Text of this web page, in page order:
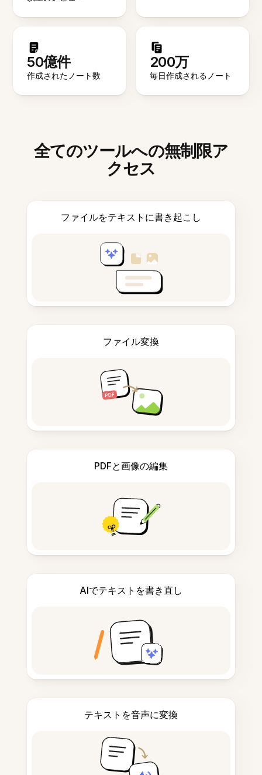
50億件
作成されたノート数
200万
毎日作成されるノート
全てのツールへの無制限ア
クセス
ファイルをテキストに書き起こし
ファイル変換
PDFと画像の編集
AIでテキストを書き直し
テキストを音声に変換